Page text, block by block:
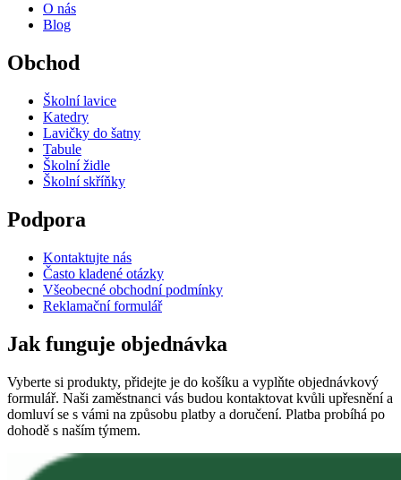
O nás
Blog
Obchod
Školní lavice
Katedry
Lavičky do šatny
Tabule
Školní židle
Školní skříňky
Podpora
Kontaktujte nás
Často kladené otázky
Všeobecné obchodní podmínky
Reklamační formulář
Jak funguje objednávka
Vyberte si produkty, přidejte je do košíku a vyplňte objednávkový
formulář. Naši zaměstnanci vás budou kontaktovat kvůli upřesnění a
domluví se s vámi na způsobu platby a doručení. Platba probíhá po
dohodě s naším týmem.